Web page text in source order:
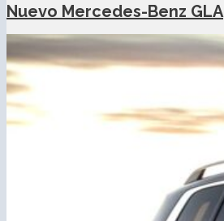
Nuevo Mercedes-Benz GLA